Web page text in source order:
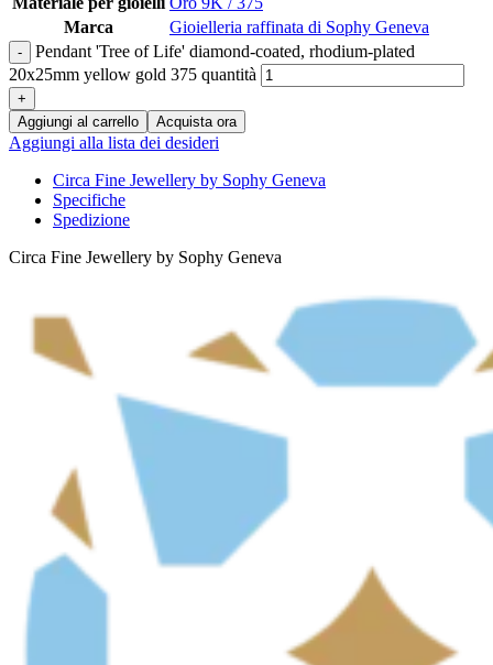
Marca
Gioielleria raffinata di Sophy Geneva
Pendant 'Tree of Life' diamond-coated, rhodium-plated
20x25mm yellow gold 375 quantità
Aggiungi al carrello Acquista ora
Aggiungi alla lista dei desideri
Circa Fine Jewellery by Sophy Geneva
Specifiche
Spedizione
Circa Fine Jewellery by Sophy Geneva